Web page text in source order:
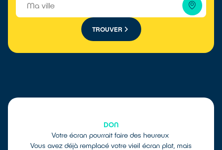
TROUVER
DON
Votre écran pourrait faire des heureux
Vous avez déjà remplacé votre vieil écran plat, mais